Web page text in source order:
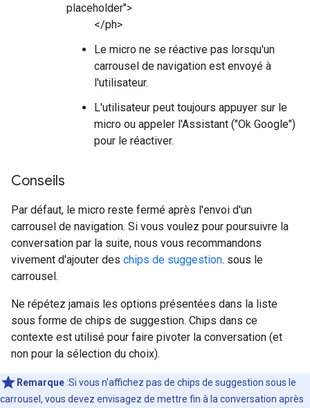
placeholder">
</ph>
Le micro ne se réactive pas lorsqu'un
carrousel de navigation est envoyé à
l'utilisateur.
L'utilisateur peut toujours appuyer sur le
micro ou appeler l'Assistant ("Ok Google")
pour le réactiver.
Conseils
Par défaut, le micro reste fermé après l'envoi d'un
carrousel de navigation. Si vous voulez pour poursuivre la
conversation par la suite, nous vous recommandons
vivement d'ajouter des chips de suggestion. sous le
carrousel.
Ne répétez jamais les options présentées dans la liste
sous forme de chips de suggestion. Chips dans ce
contexte est utilisé pour faire pivoter la conversation (et
non pour la sélection du choix).
Remarque :Si vous n'affichez pas de chips de suggestion sous le
carrousel, vous devez envisagez de mettre fin à la conversation après